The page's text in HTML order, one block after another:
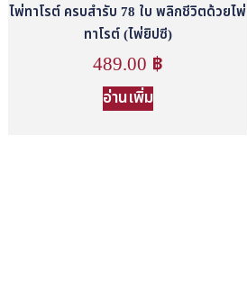
ไพ่ทาโรต์ ครบสำรับ 78 ใบ พลิกชีวิตด้วยไพ่
ทาโรต์ (ไพ่ยิปซี)
489.00 ฿
อ่านเพิ่ม